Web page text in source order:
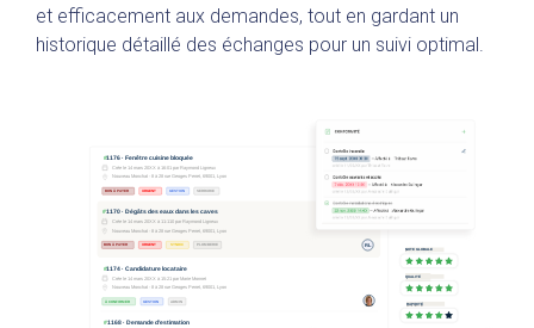
et efficacement aux demandes, tout en gardant un
historique détaillé des échanges pour un suivi optimal.